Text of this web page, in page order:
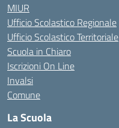
MIUR
Ufficio Scolastico Regionale
Ufficio Scolastico Territoriale
Scuola in Chiaro
Iscrizioni On Line
Invalsi
Comune
La Scuola